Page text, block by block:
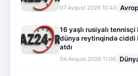
07.Avqust.2026 10:43
16 yaşlı rusiyalı
dünya reytinqində ciddi
atdı
04.Avqust.2026 11:06